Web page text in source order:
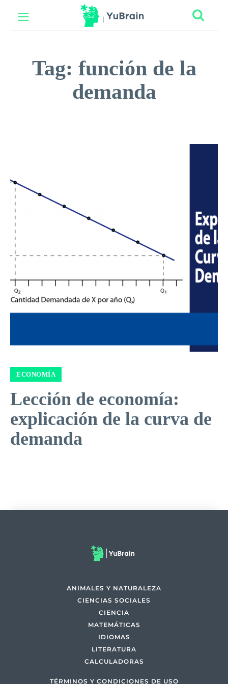
Tag: función de la
demanda
ECONOMÍA
Lección de economía:
explicación de la curva de
demanda
ANIMALES Y NATURALEZA
CIENCIAS SOCIALES
CIENCIA
MATEMÁTICAS
IDIOMAS
LITERATURA
CALCULADORAS
TÉRMINOS Y CONDICIONES DE USO